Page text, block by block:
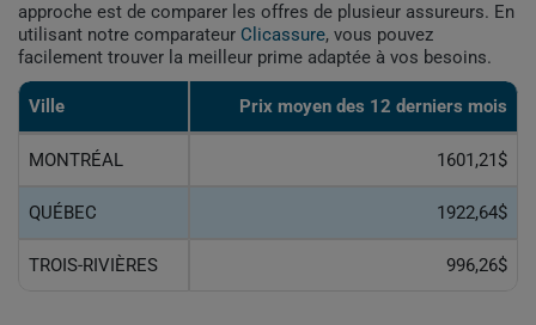
approche est de comparer les offres de plusieur assureurs. En
utilisant notre comparateur Clicassure, vous pouvez
facilement trouver la meilleur prime adaptée à vos besoins.
Ville Prix ​​moyen des 12 derniers mois
MONTRÉAL 1601,21$
QUÉBEC 1922,64$
TROIS-RIVIÈRES 996,26$